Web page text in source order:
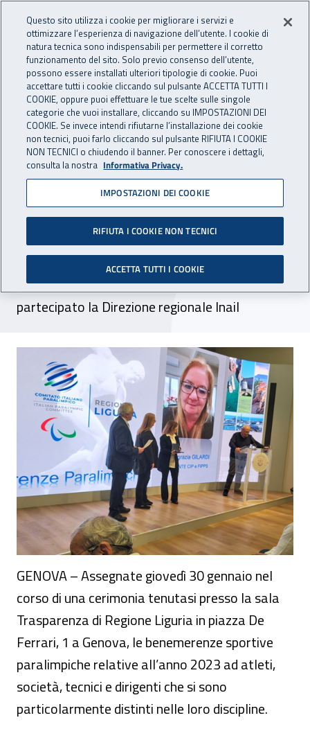
INAIL - Istituto Nazionale
Apri cerca
Navigazione principale
Navigazione - Ti trovi in:
Home Inail comunica News
31 gennaio 2025
La Liguria premia i suoi
atleti paralimpici
Al riconoscimento per le benemerenze sportive
promosso dal Comitato paralimpico italiano ha
partecipato la Direzione regionale Inail
La Liguria premia i suoi atleti paralimpici
GENOVA – Assegnate giovedì 30 gennaio nel
corso di una cerimonia tenutasi presso la sala
Trasparenza di Regione Liguria in piazza De
Ferrari, 1 a Genova, le benemerenze sportive
paralimpiche relative all’anno 2023 ad atleti,
società, tecnici e dirigenti che si sono
particolarmente distinti nelle loro discipline.
Questo sito utilizza i cookie per migliorare i servizi e
ottimizzare l’esperienza di navigazione dell’utente. I cookie di
natura tecnica sono indispensabili per permettere il corretto
funzionamento del sito. Solo previo consenso dell’utente,
possono essere installati ulteriori tipologie di cookie. Puoi
accettare tutti i cookie cliccando sul pulsante ACCETTA TUTTI I
COOKIE, oppure puoi effettuare le tue scelte sulle singole
categorie che vuoi installare, cliccando su IMPOSTAZIONI DEI
COOKIE. Se invece intendi rifiutarne l’installazione dei cookie
non tecnici, puoi farlo cliccando sul pulsante RIFIUTA I COOKIE
NON TECNICI o chiudendo il banner. Per conoscere i dettagli,
consulta la nostra Informativa Privacy.
IMPOSTAZIONI DEI COOKIE
RIFIUTA I COOKIE NON TECNICI
ACCETTA TUTTI I COOKIE